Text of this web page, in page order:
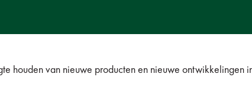
houden van nieuwe producten en nieuwe ontwikkelingen